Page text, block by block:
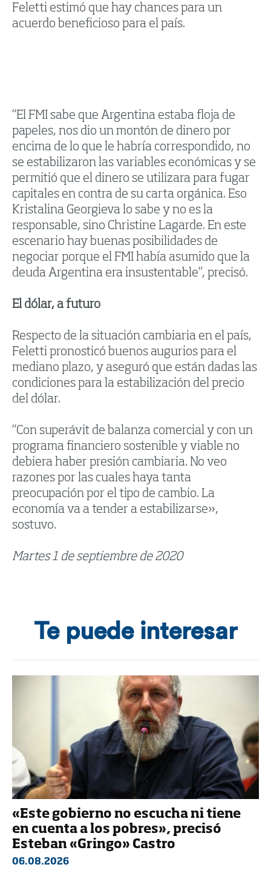
Feletti estimó que hay chances para un
acuerdo beneficioso para el país.
“El FMI sabe que Argentina estaba floja de
papeles, nos dio un montón de dinero por
encima de lo que le habría correspondido, no
se estabilizaron las variables económicas y se
permitió que el dinero se utilizara para fugar
capitales en contra de su carta orgánica. Eso
Kristalina Georgieva lo sabe y no es la
responsable, sino Christine Lagarde. En este
escenario hay buenas posibilidades de
negociar porque el FMI había asumido que la
deuda Argentina era insustentable”, precisó.
El dólar, a futuro
Respecto de la situación cambiaria en el país,
Feletti pronosticó buenos augurios para el
mediano plazo, y aseguró que están dadas las
condiciones para la estabilización del precio
del dólar.
“Con superávit de balanza comercial y con un
programa financiero sostenible y viable no
debiera haber presión cambiaria. No veo
razones por las cuales haya tanta
preocupación por el tipo de cambio. La
economía va a tender a estabilizarse»,
sostuvo.
Martes 1 de septiembre de 2020
Te puede interesar
«Este gobierno no escucha ni tiene
en cuenta a los pobres», precisó
Esteban «Gringo» Castro
06.08.2026